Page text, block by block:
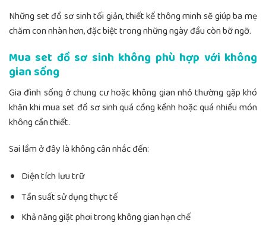
Những set đồ sơ sinh tối giản, thiết kế thông minh sẽ giúp ba mẹ
chăm con nhàn hơn, đặc biệt trong những ngày đầu còn bỡ ngỡ.
Mua set đồ sơ sinh không phù hợp với không
gian sống
Gia đình sống ở chung cư hoặc không gian nhỏ thường gặp khó
khăn khi mua set đồ sơ sinh quá cồng kềnh hoặc quá nhiều món
không cần thiết.
Sai lầm ở đây là không cân nhắc đến:
Diện tích lưu trữ
Tần suất sử dụng thực tế
Khả năng giặt phơi trong không gian hạn chế